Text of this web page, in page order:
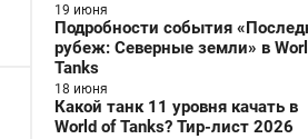
19 июня
Подробности события
рубеж: Северные земли» в
Tanks
18 июня
Какой танк 11 уровня качать в
World of Tanks? Тир-лист 2026